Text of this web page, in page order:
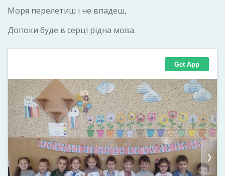
Моря перелетиш і не впадеш,
Допоки буде в серці рідна мова.